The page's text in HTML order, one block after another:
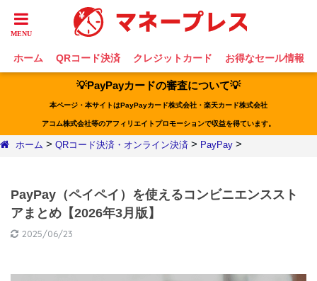
ホーム QRコード決済 クレジットカード お得なセール情報
💡PayPayカードの審査について💡
本ページ・本サイトはPayPayカード株式会社・楽天カード株式会社
アコム株式会社等のアフィリエイトプロモーションで収益を得ています。
ホーム > QRコード決済・オンライン決済 > PayPay >
PayPay（ペイペイ）を使えるコンビニエンススト
アまとめ【2026年3月版】
2025/06/23